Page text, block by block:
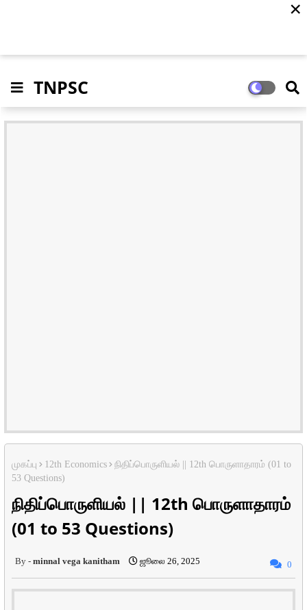
TNPSC
முகப்பு 12th Economics
நிதிப்பொருளியல் || 12th பொருளாதாரம் (01 to
53 Questions)
நிதிப்பொருளியல் || 12th பொருளாதாரம்
(01 to 53 Questions)
minnal vega kanitham ஜூலை 26, 2025 0
✕